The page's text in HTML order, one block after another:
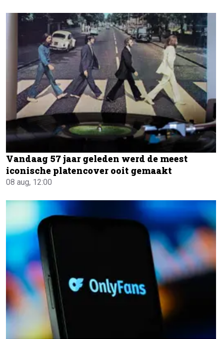
Vandaag 57 jaar geleden werd de meest
iconische platencover ooit gemaakt
08 aug, 12:00